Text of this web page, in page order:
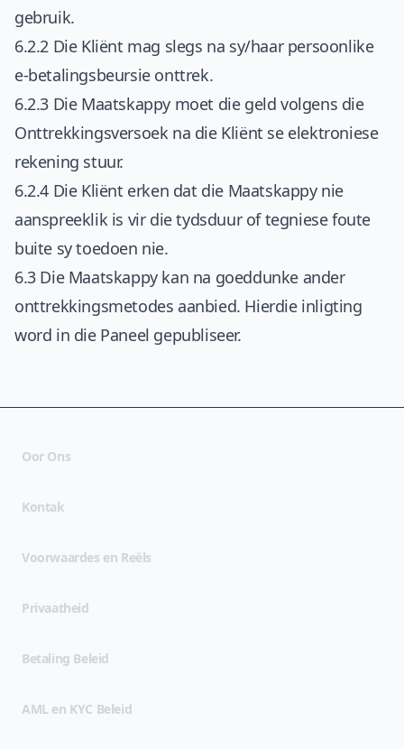
gebruik.
6.2.2 Die Kliënt mag slegs na sy/haar persoonlike
e-betalingsbeursie onttrek.
6.2.3 Die Maatskappy moet die geld volgens die
Onttrekkingsversoek na die Kliënt se elektroniese
rekening stuur.
6.2.4 Die Kliënt erken dat die Maatskappy nie
aanspreeklik is vir die tydsduur of tegniese foute
buite sy toedoen nie.
6.3 Die Maatskappy kan na goeddunke ander
onttrekkingsmetodes aanbied. Hierdie inligting
word in die Paneel gepubliseer.
Oor Ons
Kontak
Voorwaardes en Reëls
Privaatheid(opens in new tab)
Betaling Beleid
AML en KYC Beleid